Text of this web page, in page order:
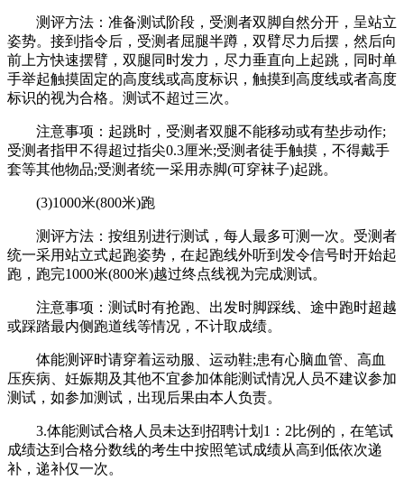
测评方法：准备测试阶段，受测者双脚自然分开，呈站立
姿势。接到指令后，受测者屈腿半蹲，双臂尽力后摆，然后向
前上方快速摆臂，双腿同时发力，尽力垂直向上起跳，同时单
手举起触摸固定的高度线或高度标识，触摸到高度线或者高度
标识的视为合格。测试不超过三次。
注意事项：起跳时，受测者双腿不能移动或有垫步动作;
受测者指甲不得超过指尖0.3厘米;受测者徒手触摸，不得戴手
套等其他物品;受测者统一采用赤脚(可穿袜子)起跳。
(3)1000米(800米)跑
测评方法：按组别进行测试，每人最多可测一次。受测者
统一采用站立式起跑姿势，在起跑线外听到发令信号时开始起
跑，跑完1000米(800米)越过终点线视为完成测试。
注意事项：测试时有抢跑、出发时脚踩线、途中跑时超越
或踩踏最内侧跑道线等情况，不计取成绩。
体能测评时请穿着运动服、运动鞋;患有心脑血管、高血
压疾病、妊娠期及其他不宜参加体能测试情况人员不建议参加
测试，如参加测试，出现后果由本人负责。
3.体能测试合格人员未达到招聘计划1：2比例的，在笔试
成绩达到合格分数线的考生中按照笔试成绩从高到低依次递
补，递补仅一次。